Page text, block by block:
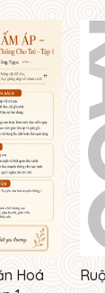
Hoá